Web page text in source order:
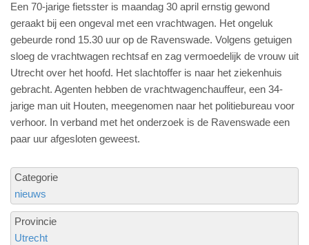
Een 70-jarige fietsster is maandag 30 april ernstig gewond
geraakt bij een ongeval met een vrachtwagen. Het ongeluk
gebeurde rond 15.30 uur op de Ravenswade. Volgens getuigen
sloeg de vrachtwagen rechtsaf en zag vermoedelijk de vrouw uit
Utrecht over het hoofd. Het slachtoffer is naar het ziekenhuis
gebracht. Agenten hebben de vrachtwagenchauffeur, een 34-
jarige man uit Houten, meegenomen naar het politiebureau voor
verhoor. In verband met het onderzoek is de Ravenswade een
paar uur afgesloten geweest.
Categorie
nieuws
Provincie
Utrecht